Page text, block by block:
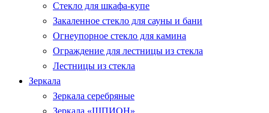
Стекло для шкафа-купе
Закаленное стекло для сауны и бани
Огнеупорное стекло для камина
Ограждение для лестницы из стекла
Лестницы из стекла
Зеркала
Зеркала серебряные
Зеркала «ШПИОН»